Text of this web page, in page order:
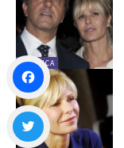
POLÍTICA
Facebook